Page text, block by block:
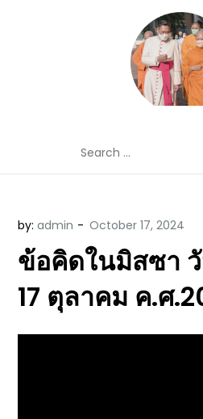
ประทานพระพรแก่พว
for:
by:admin
ข้อคิดในมิสซา
17 ตุลาคม ค.ศ